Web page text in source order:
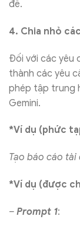
đề.
4. Chia nhỏ
Đối với các yêu
thành các yêu
phép tập trung
Gemini.
*Ví dụ (phức
Tạo báo cáo tài
*Ví dụ (được
– Prompt 1: